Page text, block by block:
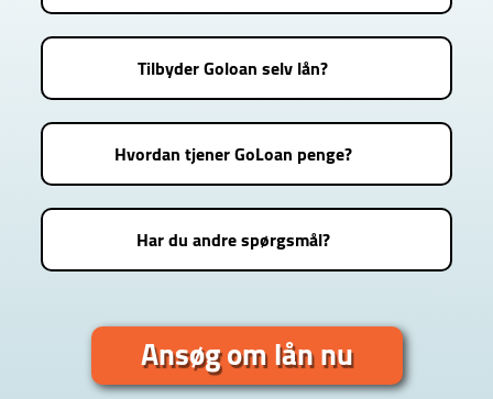
Tilbyder Goloan selv lån?
Hvordan tjener GoLoan penge?
Har du andre spørgsmål?
Ansøg om lån nu